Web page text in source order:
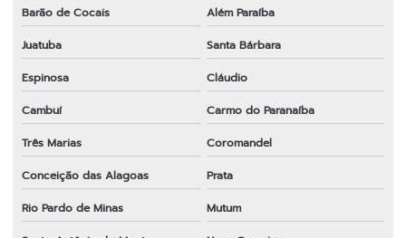
Barão de Cocais
Além Paraíba
Juatuba
Santa Bárbara
Espinosa
Cláudio
Cambuí
Carmo do Paranaíba
Três Marias
Coromandel
Conceição das Alagoas
Prata
Rio Pardo de Minas
Mutum